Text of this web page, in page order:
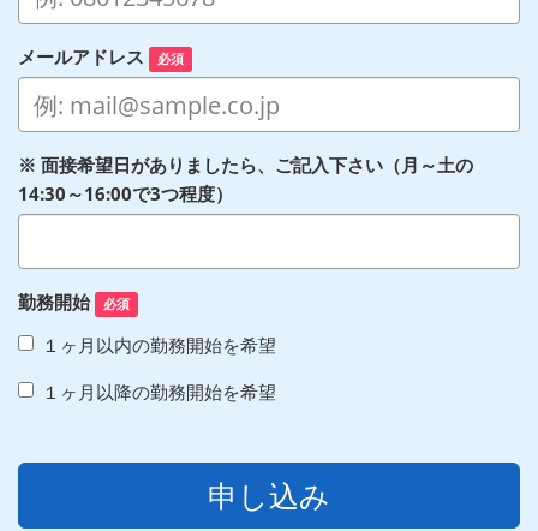
メールアドレス 必須
※ 面接希望日がありましたら、ご記入下さい（月～土の
14:30～16:00で3つ程度）
勤務開始 必須
１ヶ月以内の勤務開始を希望
１ヶ月以降の勤務開始を希望
申し込み